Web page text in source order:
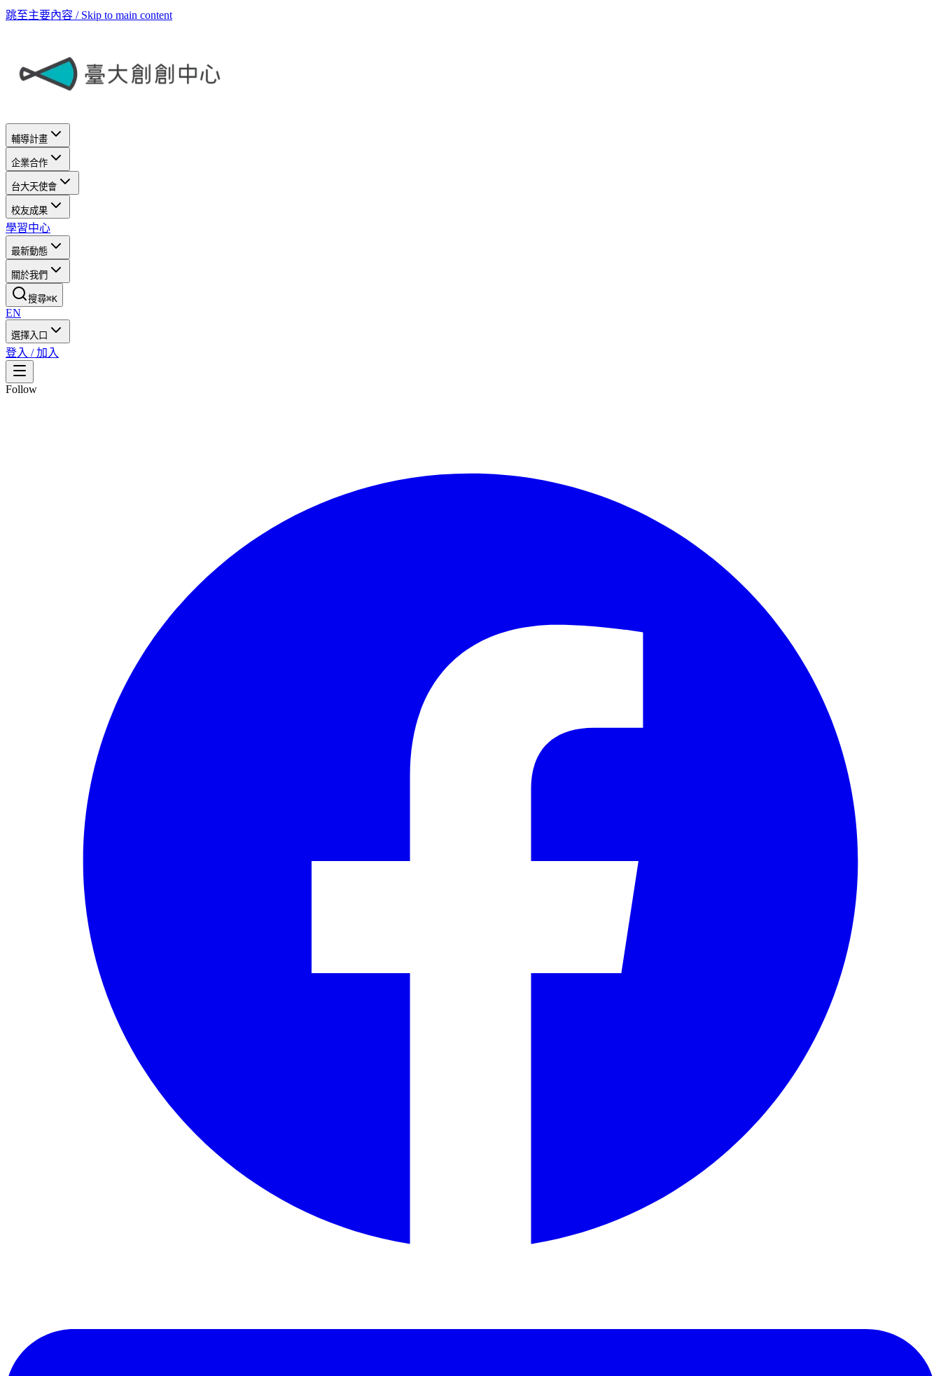
跳至主要內容 / Skip to main content
輔導計畫
企業合作
台大天使會
校友成果
學習中心
最新動態
關於我們
搜尋⌘K
EN
選擇入口
登入 / 加入
Follow